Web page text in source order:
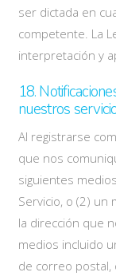
ser dictada en
competente. La
interpretación y
18.
nuestros
Al registrarse
que nos
siguientes
Servicio, o (2) un
la dirección que
medios incluido
de correo postal,